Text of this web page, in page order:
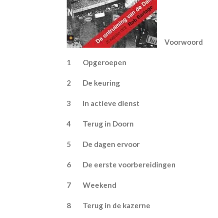
1 Opgeroepen
2 De keuring
3 In actieve
4 Terug in Doorn
5 De dagen ervoor
6 De eerste
7 Weekend
8 Terug in de